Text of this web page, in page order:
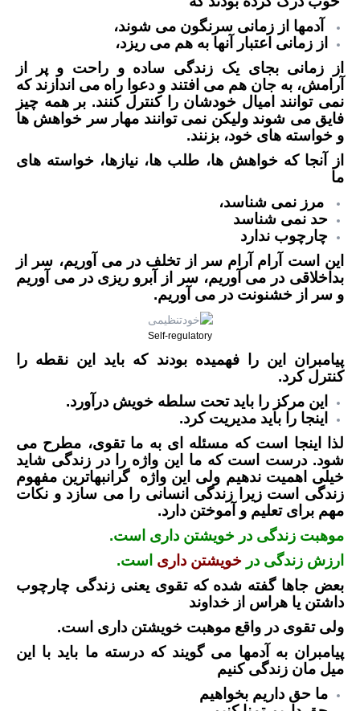
آدمها از زمانی سرنگون می شوند،
از زمانی اعتبار آنها به هم می ریزد،
از زمانی بجای یک زندگی ساده و راحت و پر از
آرامش، به جان هم می افتند و دعوا راه می اندازند که
نمی توانند امیال خودشان را کنترل کنند. بر همه چیز
فایق می شوند ولیکن نمی توانند مهار سر خواهش ها
و خواسته های خود، بزنند.
از آنجا که خواهش ها، طلب ها، نیازها، خواسته های
ما
مرز نمی شناسد،
حد نمی شناسد
چارچوب ندارد
این است آرام آرام سر از تخلف در می آوریم، سر از
بداخلاقی در می آوریم، سر از آبرو ریزی در می آوریم
و سر از خشنونت در می آوریم.
Self-regulatory
پیامبران این را فهمیده بودند که باید این نقطه را
کنترل کرد.
این مرکز را باید تحت سلطه خویش درآورد.
اینجا را باید مدیریت کرد.
لذا اینجا است که مسئله ای به ما تقوی، مطرح می
شود. درست است که ما این واژه را در زندگی شاید
خیلی اهمیت ندهیم ولی این واژه گرانبهاترین مفهوم
زندگی است زیرا زندگی انسانی را می سازد و نکات
مهم برای تعلیم و آموختن دارد.
موهبت زندگی در خویشتن داری است.
ارزش زندگی در خویشتن داری است.
بعض جاها گفته شده که تقوی یعنی زندگی چارچوب
داشتن یا هراس از خداوند
ولی تقوی در واقع موهبت خویشتن داری است.
پیامبران به آدمها می گویند که درسته ما باید با این
میل مان زندگی کنیم
ما حق داریم بخواهیم